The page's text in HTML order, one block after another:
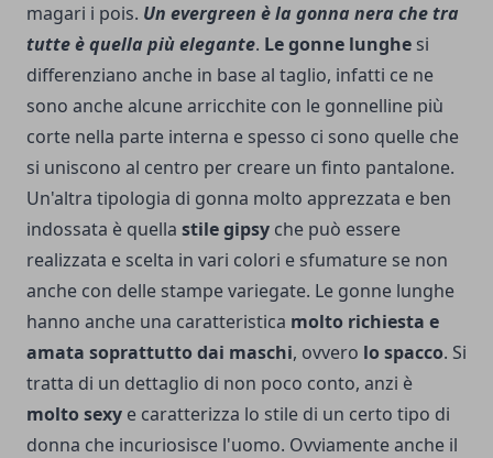
magari i pois. Un evergreen è la gonna nera che tra
tutte è quella più elegante. Le gonne lunghe si
differenziano anche in base al taglio, infatti ce ne
sono anche alcune arricchite con le gonnelline più
corte nella parte interna e spesso ci sono quelle che
si uniscono al centro per creare un finto pantalone.
Un'altra tipologia di gonna molto apprezzata e ben
indossata è quella stile gipsy che può essere
realizzata e scelta in vari colori e sfumature se non
anche con delle stampe variegate. Le gonne lunghe
hanno anche una caratteristica molto richiesta e
amata soprattutto dai maschi, ovvero lo spacco. Si
tratta di un dettaglio di non poco conto, anzi è
molto sexy e caratterizza lo stile di un certo tipo di
donna che incuriosisce l'uomo. Ovviamente anche il